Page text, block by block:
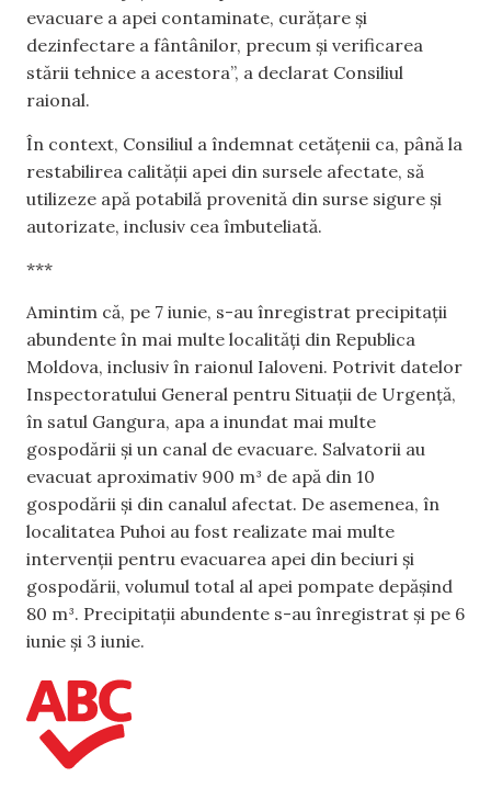
evacuare a apei contaminate, curățare și
dezinfectare a fântânilor, precum și verificarea
stării tehnice a acestora”, a declarat Consiliul
raional.
În context, Consiliul a îndemnat cetățenii ca, până la
restabilirea calității apei din sursele afectate, să
utilizeze apă potabilă provenită din surse sigure și
autorizate, inclusiv cea îmbuteliată.
***
Amintim că, pe 7 iunie, s-au înregistrat precipitații
abundente în mai multe localități din Republica
Moldova, inclusiv în raionul Ialoveni. Potrivit datelor
Inspectoratului General pentru Situații de Urgență,
în satul Gangura, apa a inundat mai multe
gospodării și un canal de evacuare. Salvatorii au
evacuat aproximativ 900 m³ de apă din 10
gospodării și din canalul afectat. De asemenea, în
localitatea Puhoi au fost realizate mai multe
intervenții pentru evacuarea apei din beciuri și
gospodării, volumul total al apei pompate depășind
80 m³. Precipitații abundente s-au înregistrat și pe 6
iunie și 3 iunie.